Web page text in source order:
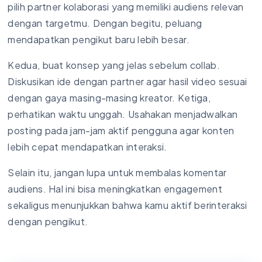
pilih partner kolaborasi yang memiliki audiens relevan
dengan targetmu. Dengan begitu, peluang
mendapatkan pengikut baru lebih besar.
Kedua, buat konsep yang jelas sebelum collab.
Diskusikan ide dengan partner agar hasil video sesuai
dengan gaya masing-masing kreator. Ketiga,
perhatikan waktu unggah. Usahakan menjadwalkan
posting pada jam-jam aktif pengguna agar konten
lebih cepat mendapatkan interaksi.
Selain itu, jangan lupa untuk membalas komentar
audiens. Hal ini bisa meningkatkan engagement
sekaligus menunjukkan bahwa kamu aktif berinteraksi
dengan pengikut.